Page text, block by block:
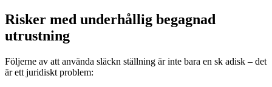
Risker med underhållig begagnad
utrustning
Följerne av att använda släckn ställning är inte bara en sk adisk – det
är ett juridiskt problem: